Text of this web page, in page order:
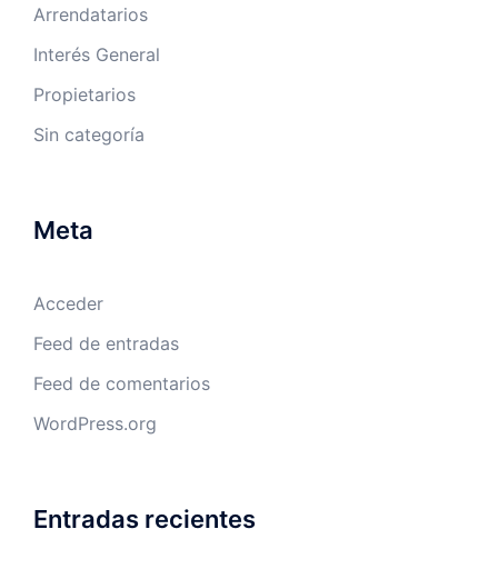
Arrendatarios
Interés General
Propietarios
Sin categoría
Meta
Acceder
Feed de entradas
Feed de comentarios
WordPress.org
Entradas recientes